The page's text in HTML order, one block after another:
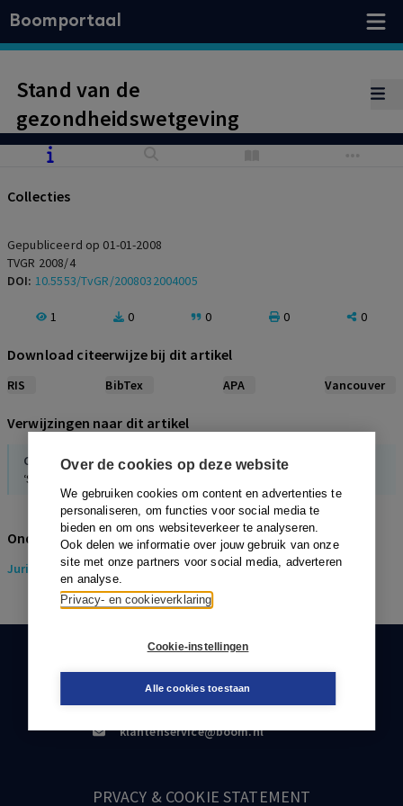
Over de cookies op deze website
We gebruiken cookies om content en advertenties te
personaliseren, om functies voor social media te
bieden en om ons websiteverkeer te analyseren.
Ook delen we informatie over jouw gebruik van onze
site met onze partners voor social media, adverteren
en analyse.
Privacy- en cookieverklaring
Cookie-instellingen
Alle cookies toestaan
Boomportaal
Stand van de
gezondheidswetgeving
Collecties
Gepubliceerd op 01-01-2008
TVGR 2008/4
DOI: 10.5553/TvGR/2008032004005
1 0 0 0 0
Download citeerwijze bij dit artikel
RIS BibTex APA Vancouver
Verwijzingen naar dit artikel
C.B.M.C. Zegveld ,M.G.E. Bonnier
‘Samen beslissen’: hoe doe je dat?
Onderwerpen
Juridisch> Gezondheidsrecht
klantenservice@boom.nl
PRVACY & COOKIE STATEMENT